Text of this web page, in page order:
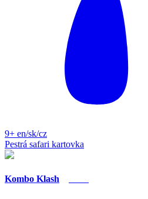
9+ en/sk/cz
Pestrá safari kartovka
Kombo Klash